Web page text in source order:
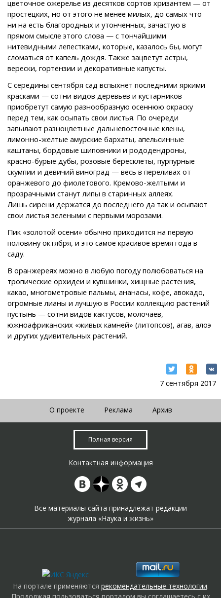
цветочное ожерелье из десятков сортов хризантем — от
простецких, но от этого не менее милых, до самых что
ни на есть благородных и утонченных, зачастую в
прямом смысле этого слова — с тончайшими
нитевидными лепестками, которые, казалось бы, могут
сломаться от капель дождя. Также зацветут астры,
верески, гортензии и декоративные капусты.
​С середины сентября сад вспыхнет последними яркими
красками — сотни видов деревьев и кустарников
приобретут самую разнообразную осеннюю окраску
перед тем, как осыпать свои листья. По очереди
запылают разноцветные дальневосточные клены,
лимонно-желтые амурские бархаты, апельсинные
каштаны, бордовые шиповники и рододендроны,
красно-бурые дубы, розовые бересклеты, пурпурные
скумпии и девичий виноград — весь в переливах от
оранжевого до фиолетового. Кремово-желтыми и
прозрачными станут липы в старинных аллеях.
Лишь сирени держатся до последнего да так и осыпают
свои листья зелеными с первыми морозами.
​Пик «золотой осени» обычно приходится на первую
половину октября, и это самое красивое время года в
саду.
​В оранжереях можно в любую погоду полюбоваться на
тропические орхидеи и кувшинки, хищные растения,
какао, многометровые пальмы, ананасы, кофе, авокадо,
огромные лианы и лучшую в России коллекцию растений
пустынь — сотни видов кактусов, молочаев,
южноафриканских «живых камней» (литопсов), агав, алоэ
и других удивительных растений.
7 сентября 2017
О проекте Реклама Архив
Полная версия
Контактная информация
Все материалы сайта принадлежат редакции
журнала «Наука и жизнь»
На портале применяются рекомендательные технологии.